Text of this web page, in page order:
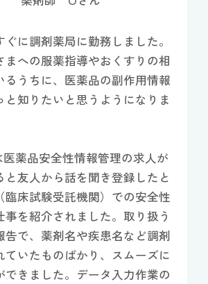
に調剤薬局に勤務しました。
まへの服薬指導やおくすりの相
るうちに、医薬品の副作用情報
と知りたいと思うようになりま
薬品安全性情報管理の求人が
と友人から話を聞き登録したと
臨床試験受託機関）での安全性
事を紹介されました。取り扱う
告で、薬剤名や疾患名など調剤
ていたものばかり、スムーズに
できました。データ入力作業の